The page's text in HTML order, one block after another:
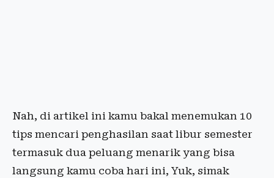
Nah, di artikel ini kamu bakal menemukan 10
tips mencari penghasilan saat libur semester
termasuk dua peluang menarik yang bisa
langsung kamu coba hari ini, Yuk, simak